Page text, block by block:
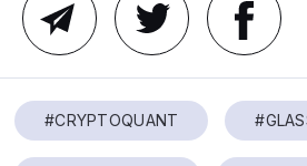
#CRYPTOQUANT